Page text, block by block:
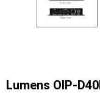
Lumens OIP-